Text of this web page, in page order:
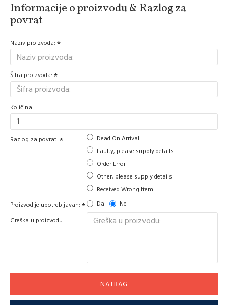
Informacije o proizvodu & Razlog za
povrat
Naziv proizvoda:
Šifra proizvoda:
Količina:
Razlog za povrat:
Dead On Arrival
Faulty, please supply details
Order Error
Other, please supply details
Received Wrong Item
Proizvod je upotrebljavan:
Da
Ne
Greška u proizvodu:
NATRAG